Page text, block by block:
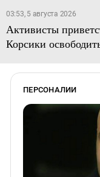
03:53, 5 августа 2026
Активисты
Корсики
ПЕРСОНАЛИИ